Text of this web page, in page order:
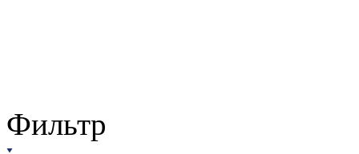
Фильтр